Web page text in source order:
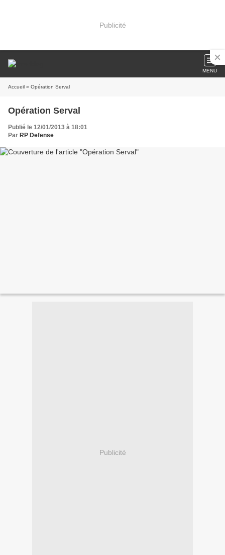
Publicité
MENU
Accueil » Opération Serval
Opération Serval
Publié le 12/01/2013 à 18:01
Par RP Defense
Publicité